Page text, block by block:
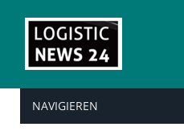
NAVIGIEREN